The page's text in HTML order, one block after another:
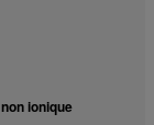
ionique